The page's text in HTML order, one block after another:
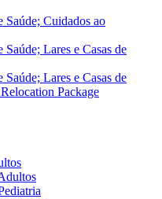
Saúde; Cuidados ao
Lares e Casas de
Lares e Casas de
Package